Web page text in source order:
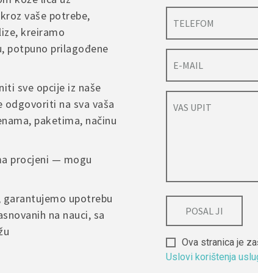
izvršiti u roku od 14 dana od dana prijema pošiljke
biti nekorišten, neoštećen i u originalnom pakovanju
snosi kupac, osim u slučaju greške prilikom isporuke ili
ili dodatnih pitanja, molimo da nas kontaktirate
web stranici, kako bismo što brže riješili situaciju.
pomoći i odgovoriti na sva vaša pitanja u najkraćem
email, and website in this browser for the next time I
vaše potrebe,
kreiramo
potpuno prilagođene
sve opcije iz naše
na sva vaša
paketima, načinu
procjeni — mogu
upotrebu
na nauci, sa
Ova stranica je
Uslovi korištenja